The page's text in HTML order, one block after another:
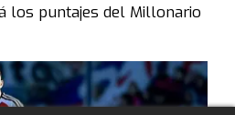
los puntajes del Millonario